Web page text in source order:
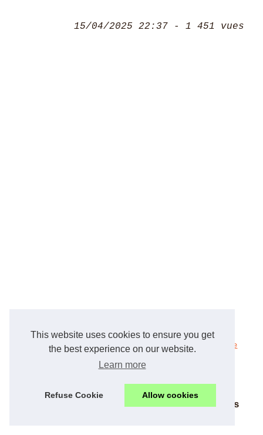
This website uses cookies to ensure you get
the best experience on our website.
Learn more
Refuse Cookie Allow cookies
15/04/2025 22:37 - 1 451 vues
Découvrez les
gorges du verdon
Les meilleurs
campings dans le
Restaurant Porquerolles : les dernières